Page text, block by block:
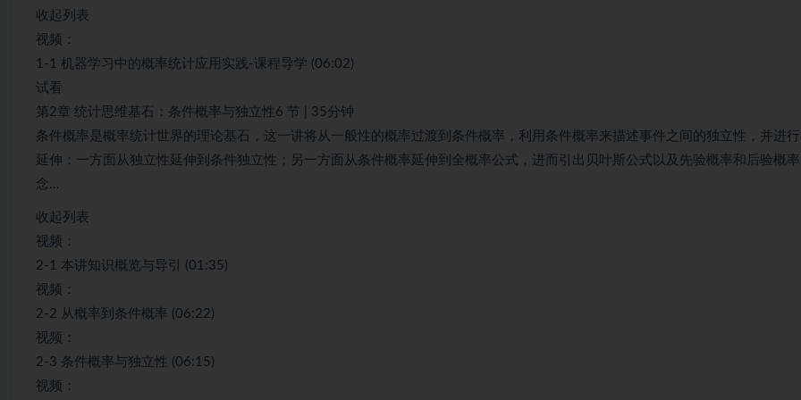
收起列表
视频：
1-1 机器学习中的概率统计应用实践-课程导学 (06:02)
试看
第2章 统计思维基石：条件概率与独立性6 节 | 35分钟
条件概率是概率统计世界的理论基石，这一讲将从一般性的概率过渡到条件概率，利用条件概率来描述事件之间的独立性，并进
延伸：一方面从独立性延伸到条件独立性；另一方面从条件概率延伸到全概率公式，进而引出贝叶斯公式以及先验概率和后验概率
念…
收起列表
视频：
2-1 本讲知识概览与导引 (01:35)
视频：
2-2 从概率到条件概率 (06:22)
视频：
2-3 条件概率与独立性 (06:15)
视频：